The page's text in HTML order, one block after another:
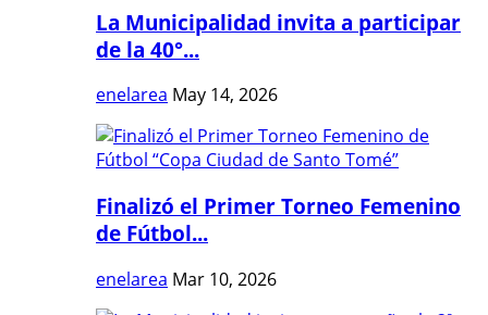
La Municipalidad invita a participar
de la 40°...
enelarea May 14, 2026
Finalizó el Primer Torneo Femenino
de Fútbol...
enelarea Mar 10, 2026